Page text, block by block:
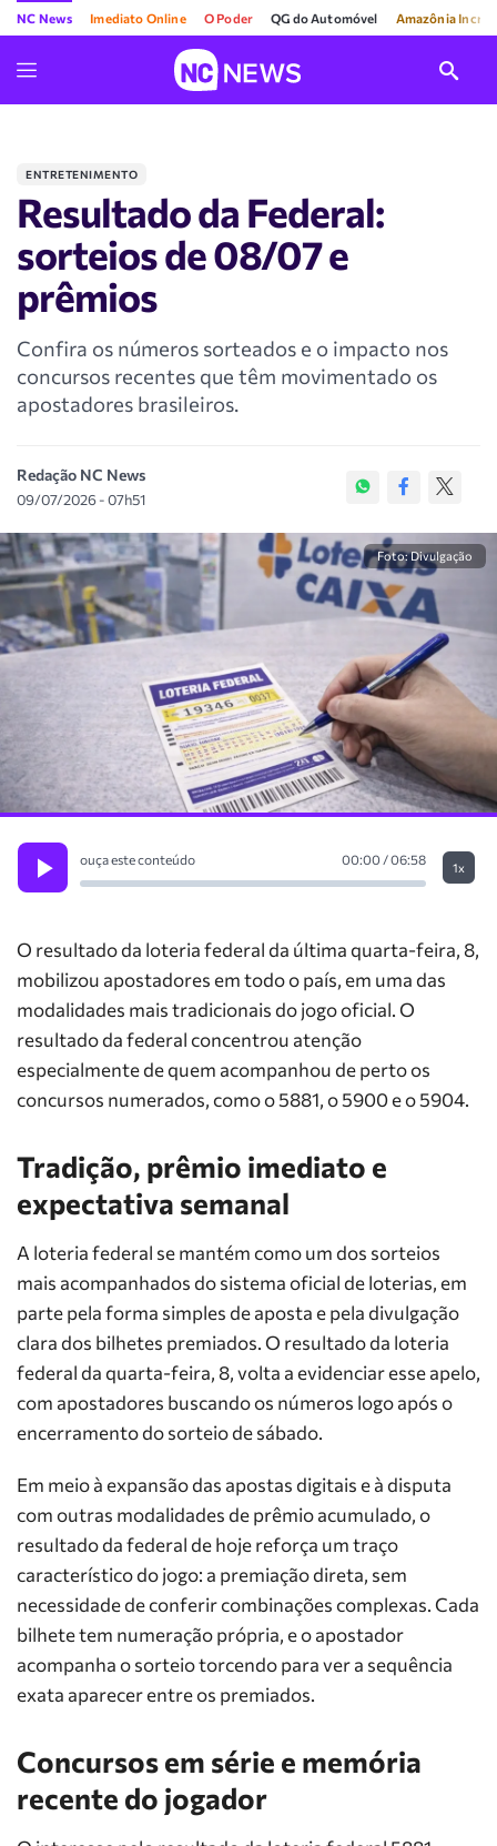
NC News Imediato Online O Poder QG do Automóvel Amazônia
ENTRETENIMENTO
Resultado da Federal:
sorteios de 08/07 e
prêmios
Confira os números sorteados e o impacto nos
concursos recentes que têm movimentado os
apostadores brasileiros.
Redação NC News
09/07/2026 - 07h51
Foto: Divulgação
ouça este conteúdo 00:00 / 06:58
1x
O resultado da loteria federal da última quarta-feira, 8,
mobilizou apostadores em todo o país, em uma das
modalidades mais tradicionais do jogo oficial. O
resultado da federal concentrou atenção
especialmente de quem acompanhou de perto os
concursos numerados, como o 5881, o 5900 e o 5904.
Tradição, prêmio imediato e
expectativa semanal
A loteria federal se mantém como um dos sorteios
mais acompanhados do sistema oficial de loterias, em
parte pela forma simples de aposta e pela divulgação
clara dos bilhetes premiados. O resultado da loteria
federal da quarta-feira, 8, volta a evidenciar esse apelo,
com apostadores buscando os números logo após o
encerramento do sorteio de sábado.
Em meio à expansão das apostas digitais e à disputa
com outras modalidades de prêmio acumulado, o
resultado da federal de hoje reforça um traço
característico do jogo: a premiação direta, sem
necessidade de conferir combinações complexas. Cada
bilhete tem numeração própria, e o apostador
acompanha o sorteio torcendo para ver a sequência
exata aparecer entre os premiados.
Concursos em série e memória
recente do jogador